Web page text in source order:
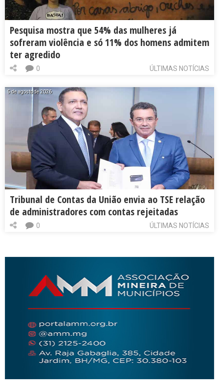
Pesquisa mostra que 54% das mulheres já
sofreram violência e só 11% dos homens admitem
ter agredido
ÚLTIMAS NOTÍCIAS
0
5 de agosto de 2026
Tribunal de Contas da União envia ao TSE relação
de administradores com contas rejeitadas
ÚLTIMAS NOTÍCIAS
0